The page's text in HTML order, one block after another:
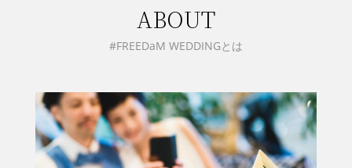
ABOUT
#FREEDaM WEDDINGとは